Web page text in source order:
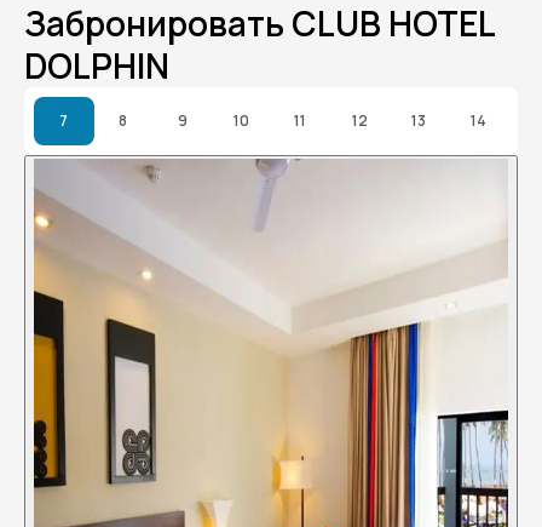
Забронировать CLUB HOTEL
DOLPHIN
7 8 9 10 11 12 13 14